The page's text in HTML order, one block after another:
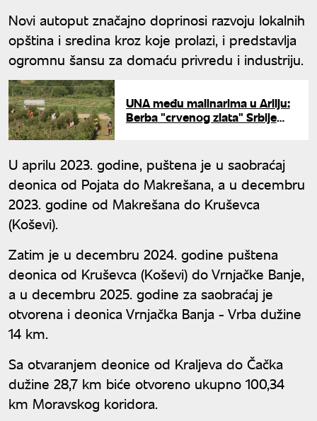
Novi autoput značajno doprinosi razvoju lokalnih
opština i sredina kroz koje prolazi, i predstavlja
ogromnu šansu za domaću privredu i industriju.
UNA među malinarima u Arilju:
Berba "crvenog zlata" Srbije
U aprilu 2023. godine, puštena je u saobraćaj
deonica od Pojata do Makrešana, a u decembru
2023. godine od Makrešana do Kruševca
(Koševi).
Zatim je u decembru 2024. godine puštena
deonica od Kruševca (Koševi) do Vrnjačke Banje,
a u decembru 2025. godine za saobraćaj je
otvorena i deonica Vrnjačka Banja - Vrba dužine
14 km.
Sa otvaranjem deonice od Kraljeva do Čačka
dužine 28,7 km biće otvoreno ukupno 100,34
km Moravskog koridora.